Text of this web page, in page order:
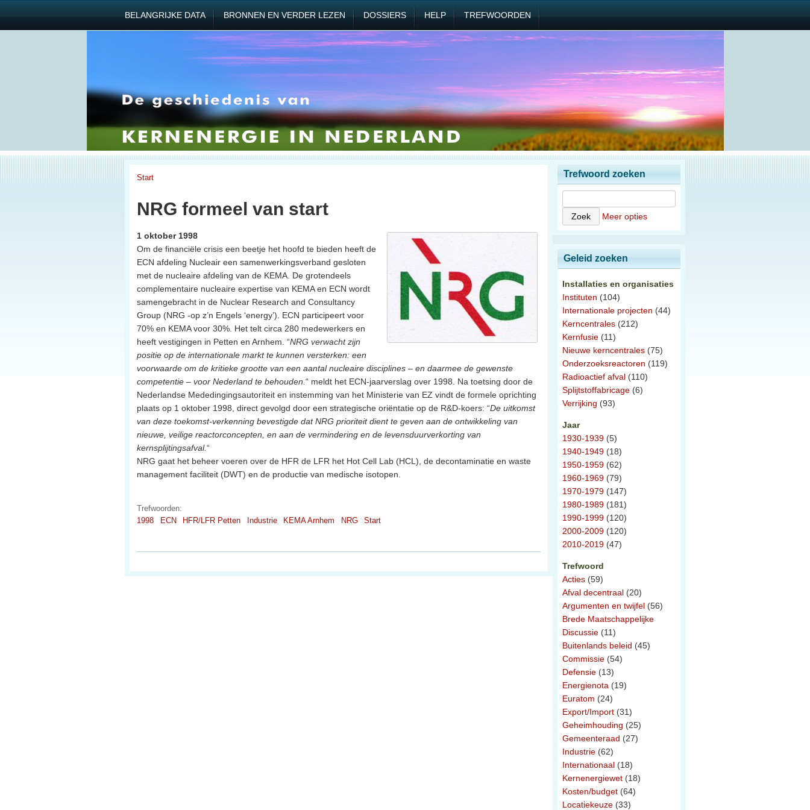
BELANGRIJKE DATA BRONNEN EN VERDER LEZEN DOSSIERS HELP TREFWOORDEN
Start
NRG formeel van start
1 oktober 1998
Om de financiële crisis een beetje het hoofd te bieden heeft de
ECN afdeling Nucleair een samenwerkingsverband gesloten
met de nucleaire afdeling van de KEMA. De grotendeels
complementaire nucleaire expertise van KEMA en ECN wordt
samengebracht in de Nuclear Research and Consultancy
Group (NRG -op z’n Engels ‘energy’). ECN participeert voor
70% en KEMA voor 30%. Het telt circa 280 medewerkers en
heeft vestigingen in Petten en Arnhem. “NRG verwacht zijn
positie op de internationale markt te kunnen versterken: een
voorwaarde om de kritieke grootte van een aantal nucleaire disciplines – en daarmee de gewenste
competentie – voor Nederland te behouden. “ meldt het ECN-jaarverslag over 1998. Na toetsing door de
Nederlandse Mededingingsautoriteit en instemming van het Ministerie van EZ vindt de formele oprichting
plaats op 1 oktober 1998, direct gevolgd door een strategische oriëntatie op de R&D-koers: “De uitkomst
van deze toekomst-verkenning bevestigde dat NRG prioriteit dient te geven aan de ontwikkeling van
nieuwe, veilige reactorconcepten, en aan de vermindering en de levensduurverkorting van
kernsplijtingsafval.“
NRG gaat het beheer voeren over de HFR de LFR het Hot Cell Lab (HCL), de decontaminatie en waste
management faciliteit (DWT) en de productie van medische isotopen.
Trefwoorden:
1998
ECN HFR/LFR Petten Industrie KEMA Arnhem NRG Start
Trefwoord zoeken
Meer opties
Geleid zoeken
Installaties en organisaties
Instituten (104)
Internationale projecten (44)
Kerncentrales (212)
Kernfusie (11)
Nieuwe kerncentrales (75)
Onderzoeksreactoren (119)
Radioactief afval (110)
Splijtstoffabricage (6)
Verrijking (93)
Jaar
1930-1939 (5)
1940-1949 (18)
1950-1959 (62)
1960-1969 (79)
1970-1979 (147)
1980-1989 (181)
1990-1999 (120)
2000-2009 (120)
2010-2019 (47)
Trefwoord
Acties (59)
Afval decentraal (20)
Argumenten en twijfel (56)
Brede Maatschappelijke
Discussie (11)
Buitenlands beleid (45)
Commissie (54)
Defensie (13)
Energienota (19)
Euratom (24)
Export/Import (31)
Geheimhouding (25)
Gemeenteraad (27)
Industrie (62)
Internationaal (18)
Kernenergiewet (18)
Kosten/budget (64)
Locatiekeuze (33)